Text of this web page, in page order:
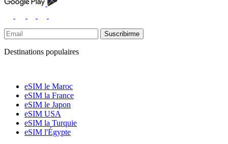
Suscribirme
Destinations populaires
eSIM le Maroc
eSIM la France
eSIM le Japon
eSIM USA
eSIM la Turquie
eSIM l'Égypte